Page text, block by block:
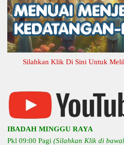
Silahkan Klik Di Sini Untuk Melihat
IBADAH MINGGU RAYA
Pkl 09:00 Pagi (Silahkan Klik di